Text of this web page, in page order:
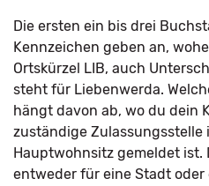
Die ersten ein bis drei
Kennzeichen geben an,
Ortskürzel LIB, auch
steht für Liebenwerda.
hängt davon ab, wo du dein
zuständige Zulassungsstelle
Hauptwohnsitz gemeldet ist.
entweder für eine Stadt oder